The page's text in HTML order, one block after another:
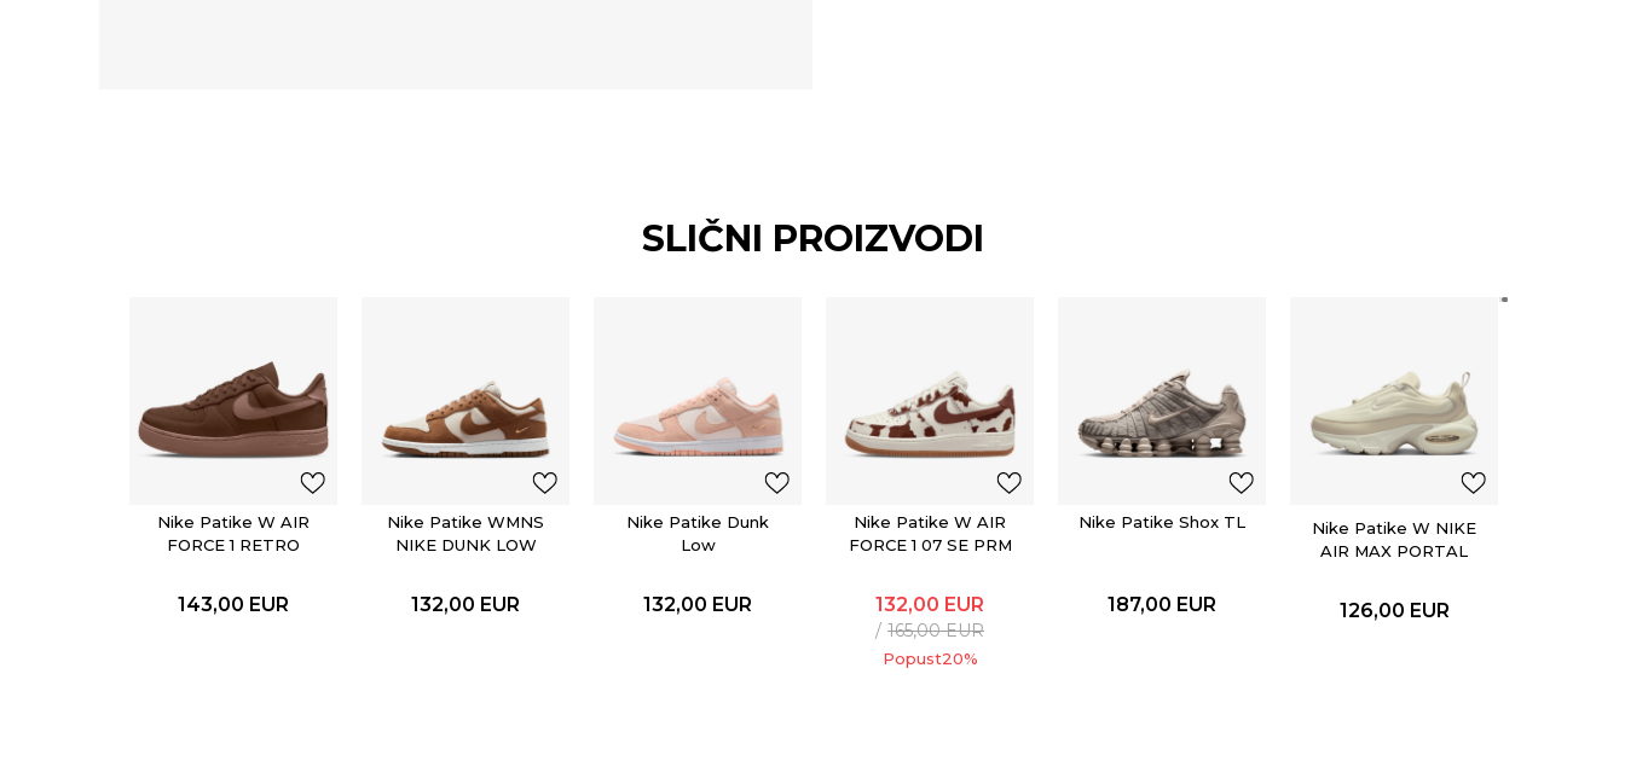
SLIČNI PROIZVODI
Nike Patike W AIR
FORCE 1 RETRO
143,00 EUR
Nike Patike WMNS
NIKE DUNK LOW
132,00 EUR
Nike Patike Dunk
Low
132,00 EUR
Nike Patike W AIR
FORCE 1 07 SE PRM
132,00 EUR
165,00EUR
Popust20%
Nike Patike Shox TL
187,00 EUR
Nike Patike W NIKE
AIR MAX PORTAL
126,00 EUR